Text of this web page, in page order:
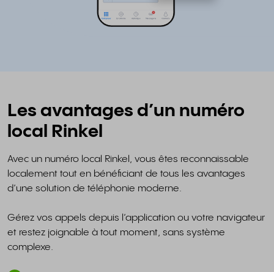
Les avantages d’un numéro
local Rinkel
Avec un numéro local Rinkel, vous êtes reconnaissable
localement tout en bénéficiant de tous les avantages
d’une solution de téléphonie moderne.
Gérez vos appels depuis l’application ou votre navigateur
et restez joignable à tout moment, sans système
complexe.